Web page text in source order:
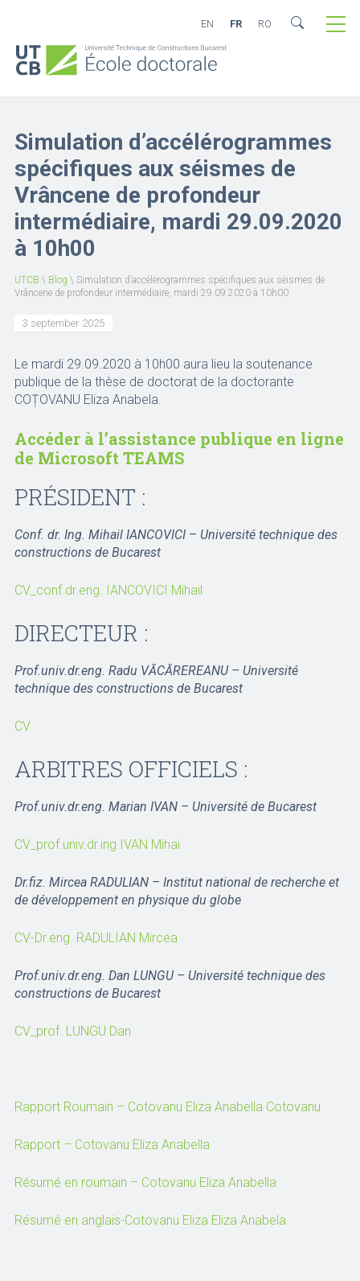
EN FR RO
Simulation d’accélérogrammes
spécifiques aux séismes de
Vrâncene de profondeur
intermédiaire, mardi 29.09.2020
à 10h00
UTCB \ Blog \ Simulation d’accélérogrammes spécifiques aux séismes de
Vrâncene de profondeur intermédiaire, mardi 29.09.2020 à 10h00
3 september 2025
Le mardi 29.09.2020 à 10h00 aura lieu la soutenance
publique de la thèse de doctorat de la doctorante
COȚOVANU Eliza Anabela.
Accéder à l’assistance publique en ligne
de Microsoft TEAMS
PRÉSIDENT :
Conf. dr. Ing. Mihail IANCOVICI – Université technique des
constructions de Bucarest
CV_conf.dr.eng. IANCOVICI Mihail
DIRECTEUR :
Prof.univ.dr.eng. Radu VĂCĂREREANU – Université
technique des constructions de Bucarest
CV
ARBITRES OFFICIELS :
Prof.univ.dr.eng. Marian IVAN – Université de Bucarest
CV_prof.univ.dr.ing.IVAN Mihai
Dr.fiz. Mircea RADULIAN – Institut national de recherche et
de développement en physique du globe
CV-Dr.eng. RADULIAN Mircea
Prof.univ.dr.eng. Dan LUNGU – Université technique des
constructions de Bucarest
CV_prof. LUNGU Dan
Rapport Roumain – Cotovanu Eliza Anabella Cotovanu
Rapport – Cotovanu Eliza Anabella
Résumé en roumain – Cotovanu Eliza Anabella
Résumé en anglais-Cotovanu Eliza Eliza Anabela